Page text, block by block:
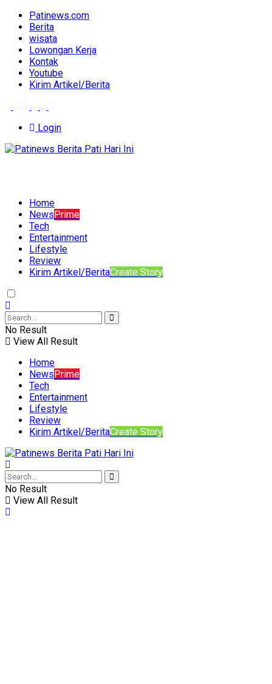
Patinews.com
Berita
wisata
Lowongan Kerja
Kontak
Youtube
Kirim Artikel/Berita
Login
Home
NewsPrime
Tech
Entertainment
Lifestyle
Review
Kirim Artikel/BeritaCreate Story
No Result
View All Result
Home
NewsPrime
Tech
Entertainment
Lifestyle
Review
Kirim Artikel/BeritaCreate Story
No Result
View All Result